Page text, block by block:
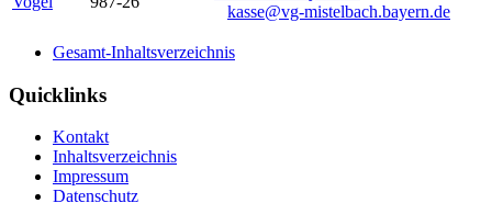
kasse@vg-mistelbach.bayern.de
Gesamt-Inhaltsverzeichnis
Quicklinks
Kontakt
Inhaltsverzeichnis
Impressum
Datenschutz